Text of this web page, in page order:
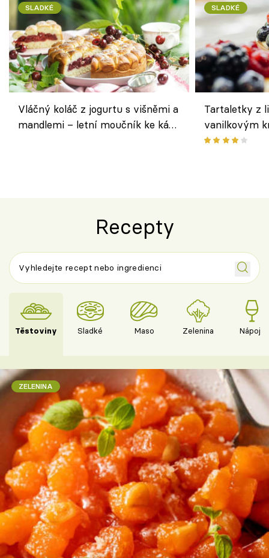
SLADKÉ
Vláčný koláč z jogurtu s višněmi a
mandlemi – letní moučník ke kávě
SLADKÉ
Tartaletky z
vanilkovým
ovocem
Recepty
Těstoviny Sladké Maso Zelenina Nápoje
ZELENINA